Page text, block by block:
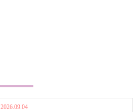
2026.09.04